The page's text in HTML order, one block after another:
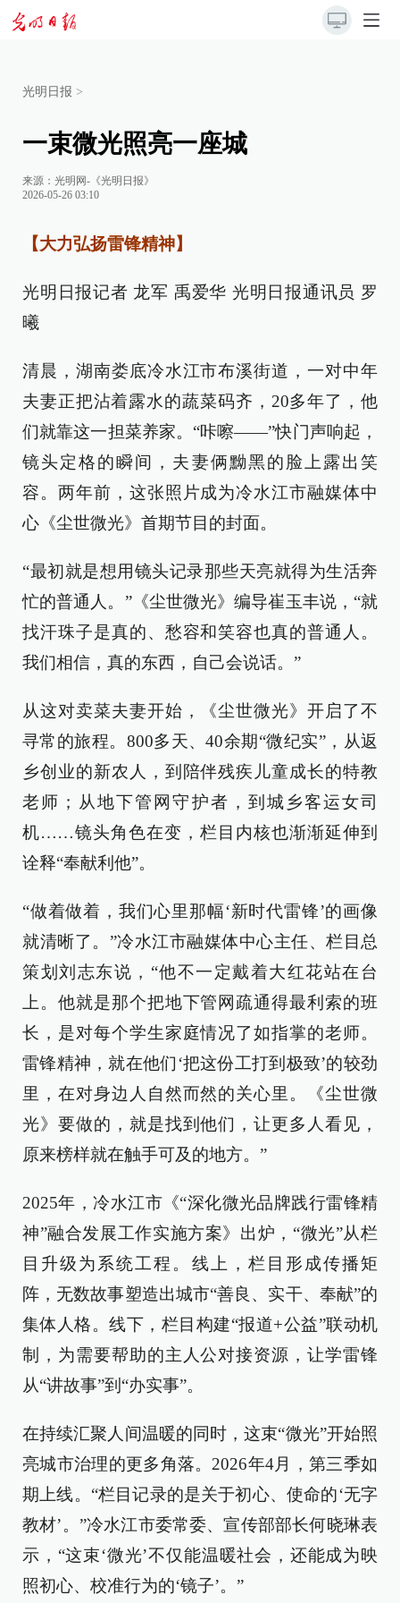
光明日报 >
一束微光照亮一座城
来源： 光明网-《光明日报》
2026-05-26 03:10
【大力弘扬雷锋精神】
光明日报记者 龙军 禹爱华 光明日报通讯员 罗
曦
清晨，湖南娄底冷水江市布溪街道，一对中年
夫妻正把沾着露水的蔬菜码齐，20多年了，他
们就靠这一担菜养家。“咔嚓——”快门声响起，
镜头定格的瞬间，夫妻俩黝黑的脸上露出笑
容。两年前，这张照片成为冷水江市融媒体中
心《尘世微光》首期节目的封面。
“最初就是想用镜头记录那些天亮就得为生活奔
忙的普通人。”《尘世微光》编导崔玉丰说，“就
找汗珠子是真的、愁容和笑容也真的普通人。
我们相信，真的东西，自己会说话。”
从这对卖菜夫妻开始，《尘世微光》开启了不
寻常的旅程。800多天、40余期“微纪实”，从返
乡创业的新农人，到陪伴残疾儿童成长的特教
老师；从地下管网守护者，到城乡客运女司
机……镜头角色在变，栏目内核也渐渐延伸到
诠释“奉献利他”。
“做着做着，我们心里那幅‘新时代雷锋’的画像
就清晰了。”冷水江市融媒体中心主任、栏目总
策划刘志东说，“他不一定戴着大红花站在台
上。他就是那个把地下管网疏通得最利索的班
长，是对每个学生家庭情况了如指掌的老师。
雷锋精神，就在他们‘把这份工打到极致’的较劲
里，在对身边人自然而然的关心里。《尘世微
光》要做的，就是找到他们，让更多人看见，
原来榜样就在触手可及的地方。”
2025年，冷水江市《“深化微光品牌践行雷锋精
神”融合发展工作实施方案》出炉，“微光”从栏
目升级为系统工程。线上，栏目形成传播矩
阵，无数故事塑造出城市“善良、实干、奉献”的
集体人格。线下，栏目构建“报道+公益”联动机
制，为需要帮助的主人公对接资源，让学雷锋
从“讲故事”到“办实事”。
在持续汇聚人间温暖的同时，这束“微光”开始照
亮城市治理的更多角落。2026年4月，第三季如
期上线。“栏目记录的是关于初心、使命的‘无字
教材’。”冷水江市委常委、宣传部部长何晓琳表
示，“这束‘微光’不仅能温暖社会，还能成为映
照初心、校准行为的‘镜子’。”